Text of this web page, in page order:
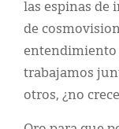
las espinas de
de
entendimiento
trabajamos
otros, ¿no